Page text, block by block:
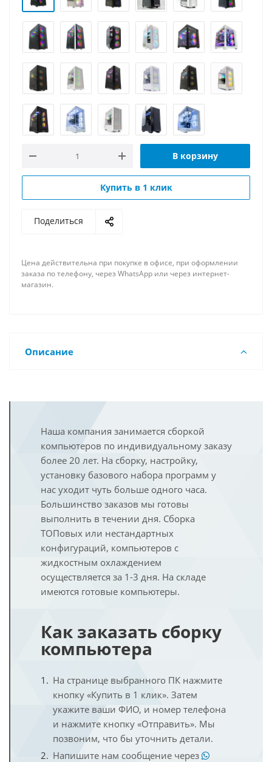
В корзину
Купить в 1 клик
Поделиться
Цена действительна при покупке в офисе, при оформлении
заказа по телефону, через WhatsApp или через интернет-
магазин.
Описание
Наша компания занимается сборкой
компьютеров по индивидуальному заказу
более 20 лет. На сборку, настройку,
установку базового набора программ у
нас уходит чуть больше одного часа.
Большинство заказов мы готовы
выполнить в течении дня. Сборка
ТОПовых или нестандартных
конфигураций, компьютеров с
жидкостным охлаждением
осуществляется за 1-3 дня. На складе
имеются готовые компьютеры.
Как заказать сборку
компьютера
На странице выбранного ПК нажмите
кнопку «Купить в 1 клик». Затем
укажите ваши ФИО, и номер телефона
и нажмите кнопку «Отправить». Мы
позвоним, что бы уточнить детали.
Напишите нам сообщение через